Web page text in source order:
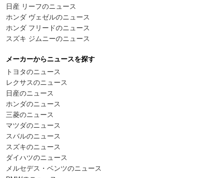
日産 リーフのニュース
ホンダ ヴェゼルのニュース
ホンダ フリードのニュース
スズキ ジムニーのニュース
メーカーからニュースを探す
トヨタのニュース
レクサスのニュース
日産のニュース
ホンダのニュース
三菱のニュース
マツダのニュース
スバルのニュース
スズキのニュース
ダイハツのニュース
メルセデス・ベンツのニュース